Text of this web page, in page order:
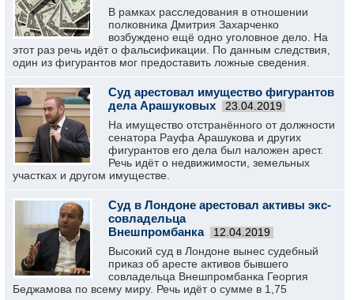
В рамках расследования в отношении
полковника Дмитрия Захарченко
возбуждено ещё одно уголовное дело. На
этот раз речь идёт о фальсификации. По данным следствия,
один из фигурантов мог предоставить ложные сведения.
Суд арестовал имущество фигурантов
дела Арашуковых
23.04.2019
На имущество отстранённого от должности
сенатора Рауфа Арашукова и других
фигурантов его дела был наложен арест.
Речь идёт о недвижимости, земельных
участках и другом имуществе.
Суд в Лондоне арестовал активы экс-
совладельца
Внешпромбанка
12.04.2019
Высокий суд в Лондоне вынес судебный
приказ об аресте активов бывшего
совладельца Внешпромбанка Георгия
Беджамова по всему миру. Речь идёт о сумме в 1,75